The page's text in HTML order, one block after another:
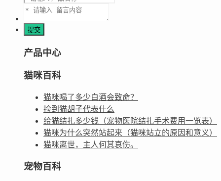
产品中心
猫咪百科
猫咪喝了多少白酒会致命？
捡到猫胡子代表什么
给猫结扎多少钱（宠物医院结扎手术费用一览表）
猫咪为什么突然站起来（猫咪站立的原因和意义）
猫咪离世，主人何其哀伤。
宠物百科